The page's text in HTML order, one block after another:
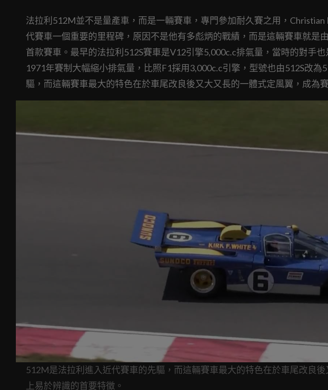
法拉利512M並不是量產車，而是一輛賽車，專門參加耐久賽之用，
代賽車一個重要的里程碑，原因不是他有多彪炳的戰績，而是這輛賽車就是
首款賽車。最早的法拉利512S賽車是V12引擎5,000c.c排氣量，當時的對手
1971年賽制大幅縮小排氣量，比照F1採用3,000c.c引擎，型號也由512S改
驅，而這輛賽車最大的特色在於車尾改良後又大又長的一體式定風翼，成為
512M是法拉利進入近代賽車的先驅，而這輛賽車最大的特色在於車尾改良
上易於辨識的首要特徵。